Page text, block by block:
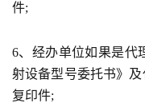
件;
6、经办单位如果是代
射设备型号委托书》
复印件;